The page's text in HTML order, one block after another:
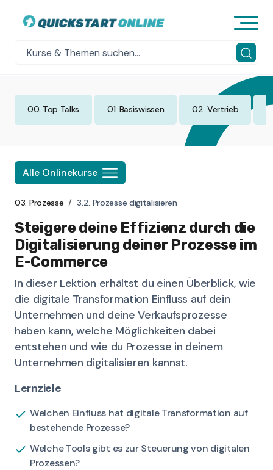
00. Top Talks 01. Basiswissen 02. Vertrieb
Alle Onlinekurse
03. Prozesse 3.2. Prozesse digitalisieren
Steigere deine Effizienz durch die
Digitalisierung deiner Prozesse im
E-Commerce
In dieser Lektion erhältst du einen Überblick, wie
die digitale Transformation Einfluss auf dein
Unternehmen und deine Verkaufsprozesse
haben kann, welche Möglichkeiten dabei
entstehen und wie du Prozesse in deinem
Unternehmen digitalisieren kannst.
Lernziele
Welchen Einfluss hat digitale Transformation auf
bestehende Prozesse?
Welche Tools gibt es zur Steuerung von digitalen
Prozessen?